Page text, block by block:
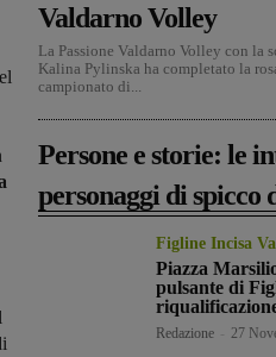
Valdarno Volley
La Passione Valdarno Volley con la
Kalina Pylinska ha completato la
campionato di...
Persone e storie: le
personaggi di
Figline Incisa
Piazza
pulsante di
Redazione 27